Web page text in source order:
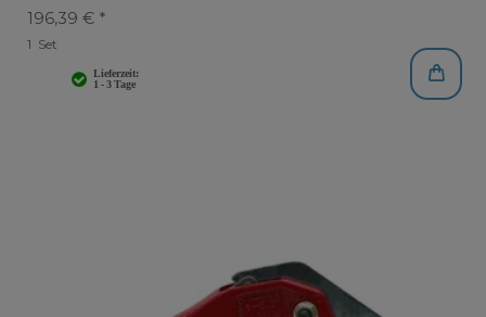
196,39 € *
1 Set